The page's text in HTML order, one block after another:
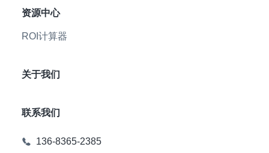
资源中心
ROI计算器
关于我们
联系我们
136-8365-2385